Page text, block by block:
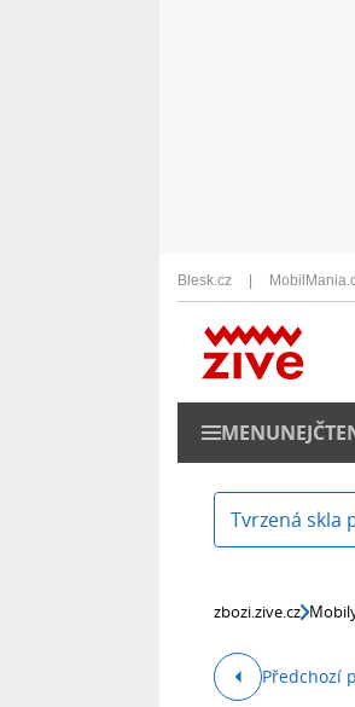
Blesk.cz
MENU
zbozi.zive.cz
Předchozí